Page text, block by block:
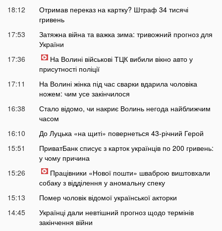
18:12
Отримав переказ на картку? Штраф 34 тисячі
гривень
17:53
Затяжна війна та важка зима: тривожний прогноз для
України
17:36
На Волині військові ТЦК вибили вікно авто у
присутності поліції
17:11
На Волині жінка під час сварки вдарила чоловіка
ножем: чим усе закінчилося
16:38
Стало відомо, чи накриє Волинь негода найближчим
часом
16:10
До Луцька «на щиті» повернеться 43-річний Герой
15:51
ПриватБанк списує з карток українців по 200 гривень:
у чому причина
15:26
Працівники «Нової пошти» шваброю виштовхали
собаку з відділення у аномальну спеку
15:13
Помер чоловік відомої української акторки
14:45
Українці дали невтішний прогноз щодо термінів
закінчення війни